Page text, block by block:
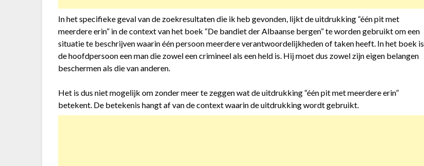
In het specifieke geval van de zoekresultaten die ik heb gevonden, lijkt de uitdrukking “één pit met
meerdere erin” in de context van het boek “De bandiet der Albaanse bergen” te worden gebruikt om een
situatie te beschrijven waarin één persoon meerdere verantwoordelijkheden of taken heeft. In het boek is
de hoofdpersoon een man die zowel een crimineel als een held is. Hij moet dus zowel zijn eigen belangen
beschermen als die van anderen.
Het is dus niet mogelijk om zonder meer te zeggen wat de uitdrukking “één pit met meerdere erin”
betekent. De betekenis hangt af van de context waarin de uitdrukking wordt gebruikt.